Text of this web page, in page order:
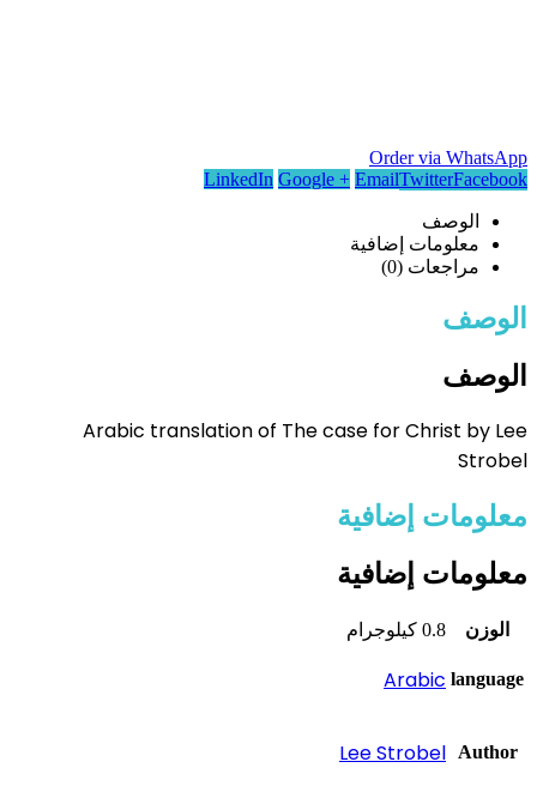
Order via WhatsApp
Facebook
Twitter
LinkedIn Google + Email
الوصف
معلومات إضافية
مراجعات (0)
الوصف
الوصف
Arabic translation of The case for Christ by Lee
Strobel
معلومات إضافية
معلومات إضافية
الوزن 0.8 كيلوجرام
language
Arabic
Author
Lee Strobel